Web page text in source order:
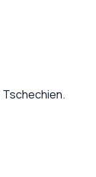
Tschechien.